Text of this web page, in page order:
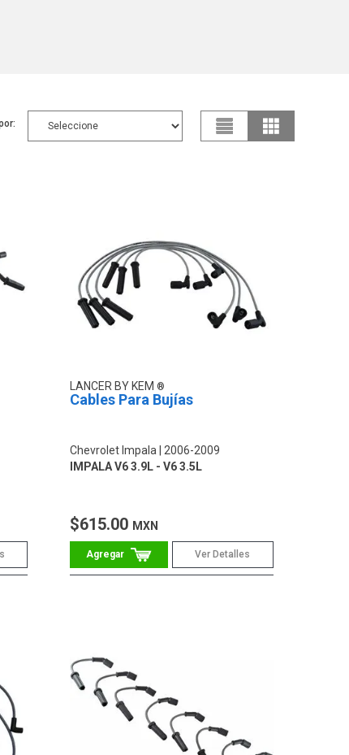
LANCER BY KEM
Cables Para Bujías
Chevrolet Impala
2006-2009
IMPALA V6 3.9L - V6 3.5L
$615.00 MXN
Ver Detalles